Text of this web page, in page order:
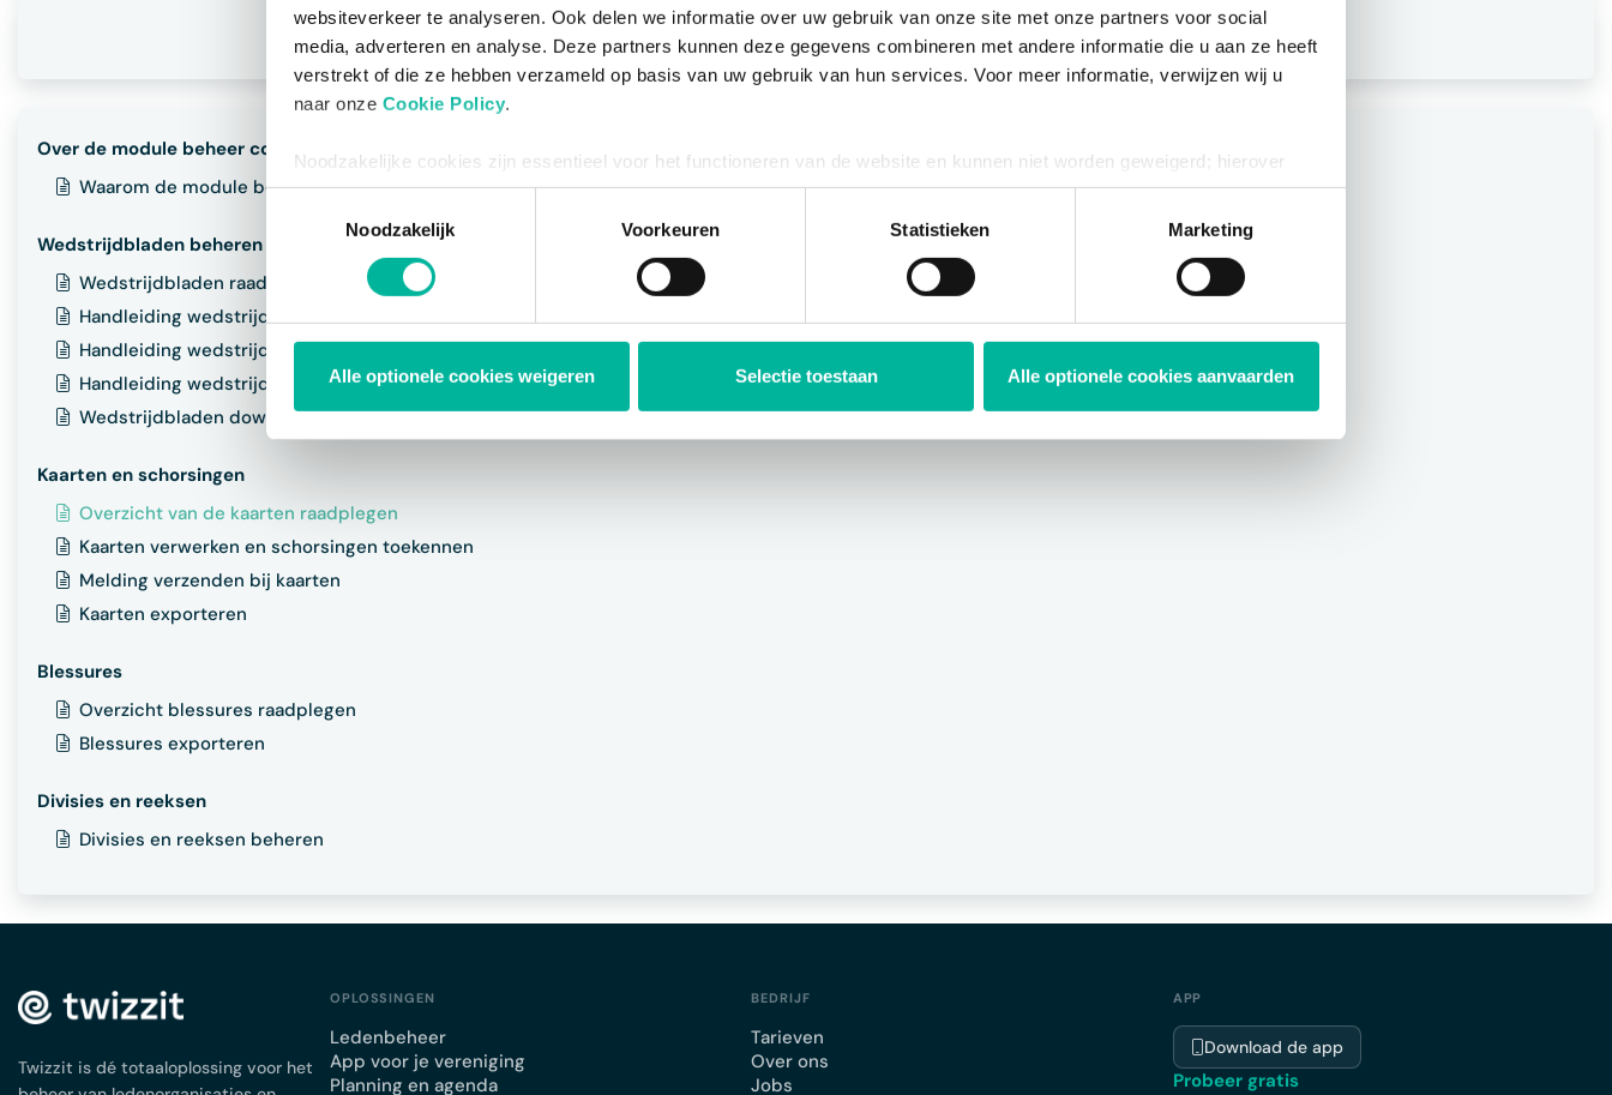
websiteverkeer te analyseren. Ook delen we informatie over uw gebruik van onze site met onze partners voor social
media, adverteren en analyse. Deze partners kunnen deze gegevens combineren met andere informatie die u aan ze heeft
verstrekt of die ze hebben verzameld op basis van uw gebruik van hun services. Voor meer informatie, verwijzen wij u
naar onze Cookie Policy
Noodzakelijke cookies zijn essentieel voor het functioneren van de website en kunnen niet worden geweigerd; hierover
bestaat enkel een informatieplicht. U kunt uw toestemming voor het gebruik van andere cookies op elk moment intrekken
via de consent management tool onderaan de website.
Noodzakelijk
Voorkeuren Statistieken Marketing
Alle optionele cookies weigeren Selectie toestaan Alle optionele cookies aanvaarden
Volgende:Kaarten verwerken en schorsingen toekennen
Over de module beheer competitie
Waarom de module beheer competitie gebruiken?
Wedstrijdbladen beheren
Wedstrijdbladen raadplegen & invullen
Handleiding wedstrijdbladen KBKB
Handleiding wedstrijdbladen Rugby
Handleiding wedstrijdbladen Rugby tornooi
Wedstrijdbladen downloaden / printen
Kaarten en schorsingen
Overzicht van de kaarten raadplegen
Kaarten verwerken en schorsingen toekennen
Melding verzenden bij kaarten
Kaarten exporteren
Blessures
Overzicht blessures raadplegen
Blessures exporteren
Divisies en reeksen
Divisies en reeksen beheren
Twizzit is dé totaaloplossing voor het
OPLOSSINGEN
Ledenbeheer
App voor je vereniging
Planning en agenda
BEDRIJF
Tarieven
Over ons
Jobs
APP
Download de app
Probeer gratis